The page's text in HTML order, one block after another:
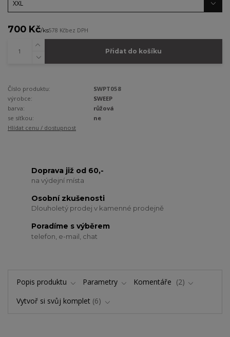
700 Kč/ks578 Kčbez DPH
Přidat do košíku
Číslo produktu:
SWPT058
výrobce:
SWEEP
barva:
růžová
se síťkou:
ne
Hlídat cenu / dostupnost
Doprava již od 60,-
na výdejní místa
Osobní zkušenosti
Dlouholetý prodej v kamenné prodejně
Poradíme s výběrem
telefon, e-mail, chat
Popis produktu Parametry Komentáře
2
Vytvoř si svůj komplet 6